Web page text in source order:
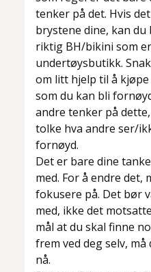
tenker på det. Hvis
brystene dine, kan
riktig BH/bikini som
undertøysbutikk.
om litt hjelp til å
som du kan bli
andre tenker på
tolke hva andre ser/
fornøyd.
Det er bare dine
med. For å endre det,
fokusere på. Det bør
med, ikke det
mål at du skal finne
frem ved deg selv,
nå.